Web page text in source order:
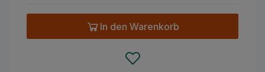
In den Warenkorb